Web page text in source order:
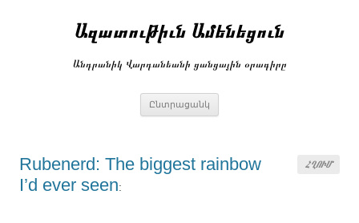
Ազատութիւն Ամենեցուն
Անդրանիկ Վարդանեանի ցանցային օրագիրը
Ընտրացանկ
ՀՂՈՒՄ
Rubenerd: The biggest rainbow
I’d ever seen: